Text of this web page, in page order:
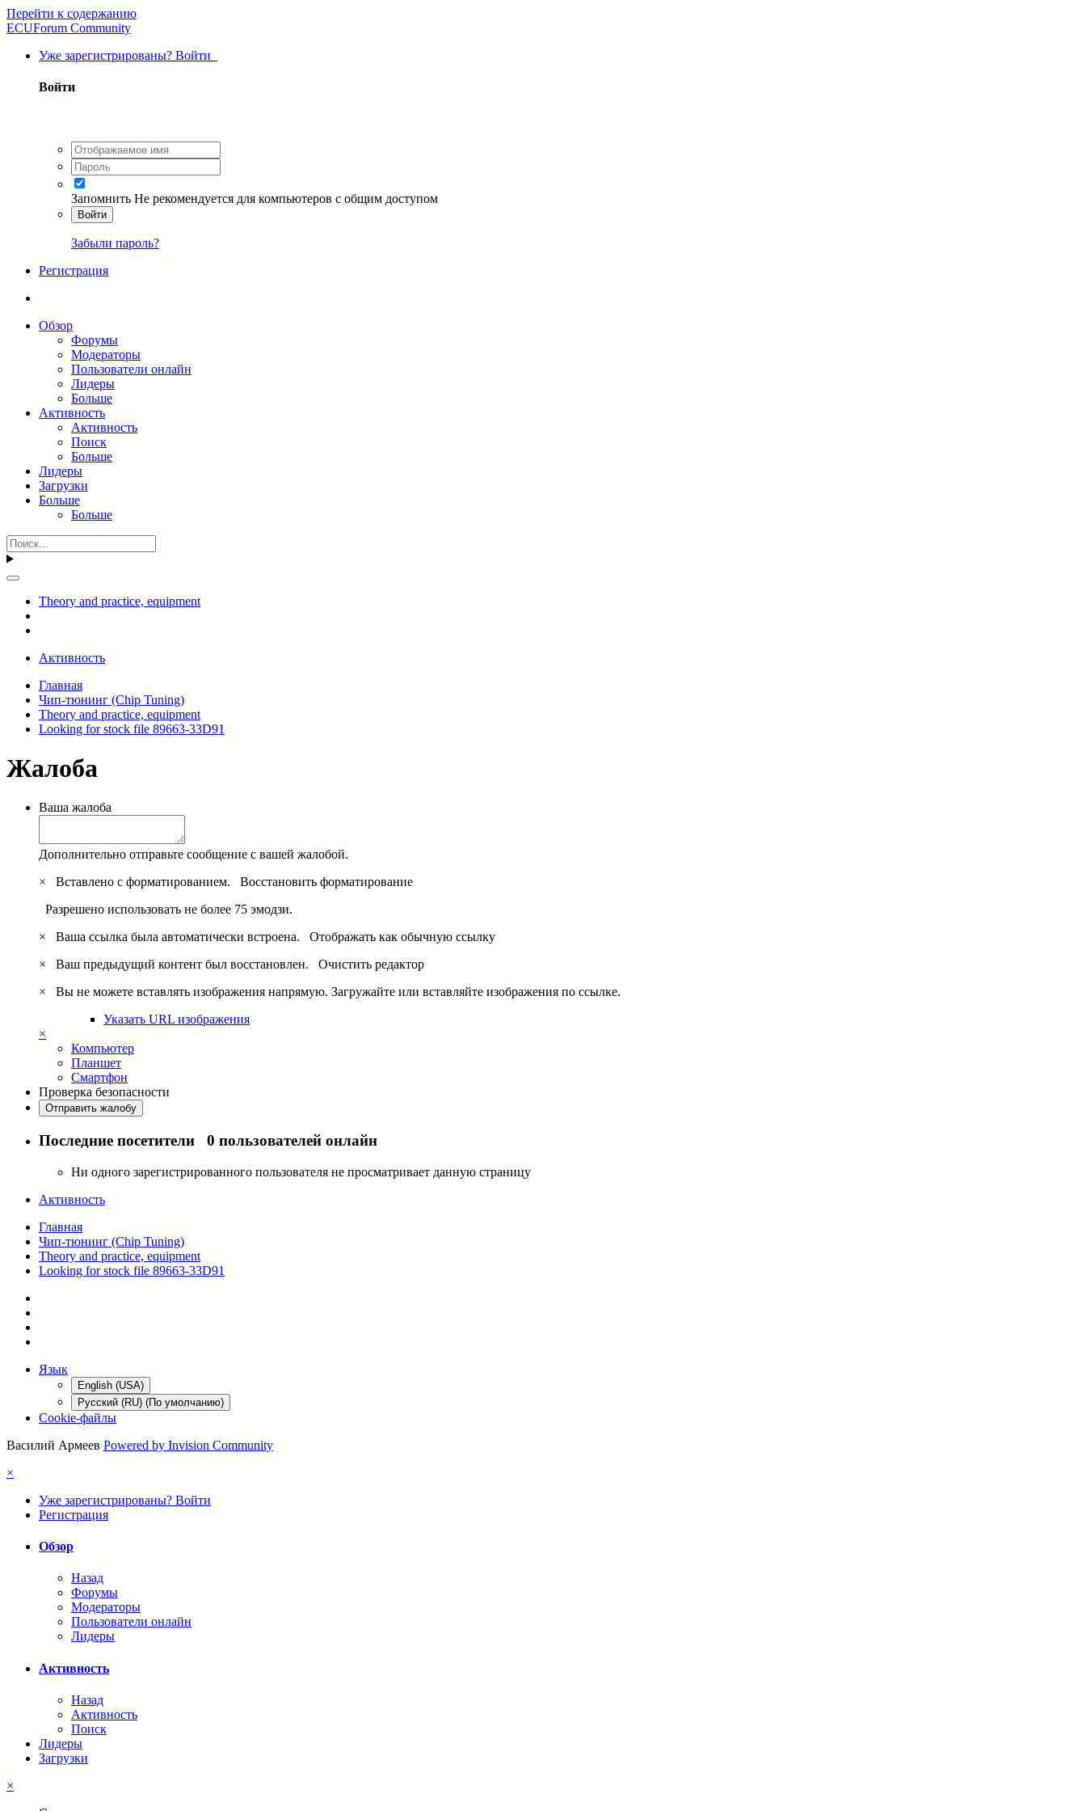
Перейти к содержанию
ECUForum Community
Уже зарегистрированы? Войти
Войти
Запомнить Не рекомендуется для компьютеров с общим доступом
Войти
Забыли пароль?
Регистрация
Обзор
Форумы
Модераторы
Пользователи онлайн
Лидеры
Больше
Активность
Активность
Поиск
Больше
Лидеры
Загрузки
Больше
Больше
Theory and practice, equipment
Активность
Главная
Чип-тюнинг (Chip Tuning)
Theory and practice, equipment
Looking for stock file 89663-33D91
Жалоба
Ваша жалоба
Дополнительно отправьте сообщение с вашей жалобой.
×
Вставлено с форматированием. Восстановить форматирование
Разрешено использовать не более 75 эмодзи.
×
Ваша ссылка была автоматически встроена. Отображать как обычную ссылку
×
Ваш предыдущий контент был восстановлен. Очистить редактор
×
Вы не можете вставлять изображения напрямую. Загружайте или вставляйте изображения по ссылке.
Указать URL изображения
×
Компьютер
Планшет
Смартфон
Проверка безопасности
Отправить жалобу
Последние посетители 0 пользователей онлайн
Ни одного зарегистрированного пользователя не просматривает данную страницу
Активность
Главная
Чип-тюнинг (Chip Tuning)
Theory and practice, equipment
Looking for stock file 89663-33D91
Язык
English (USA)
Русский (RU) (По умолчанию)
Cookie-файлы
Василий Армеев Powered by Invision Community
×
Уже зарегистрированы? Войти
Регистрация
Обзор
Назад
Форумы
Модераторы
Пользователи онлайн
Лидеры
Активность
Назад
Активность
Поиск
Лидеры
Загрузки
×